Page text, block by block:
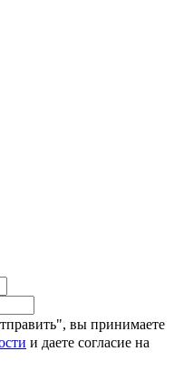
вы принимаете
и даете согласие на